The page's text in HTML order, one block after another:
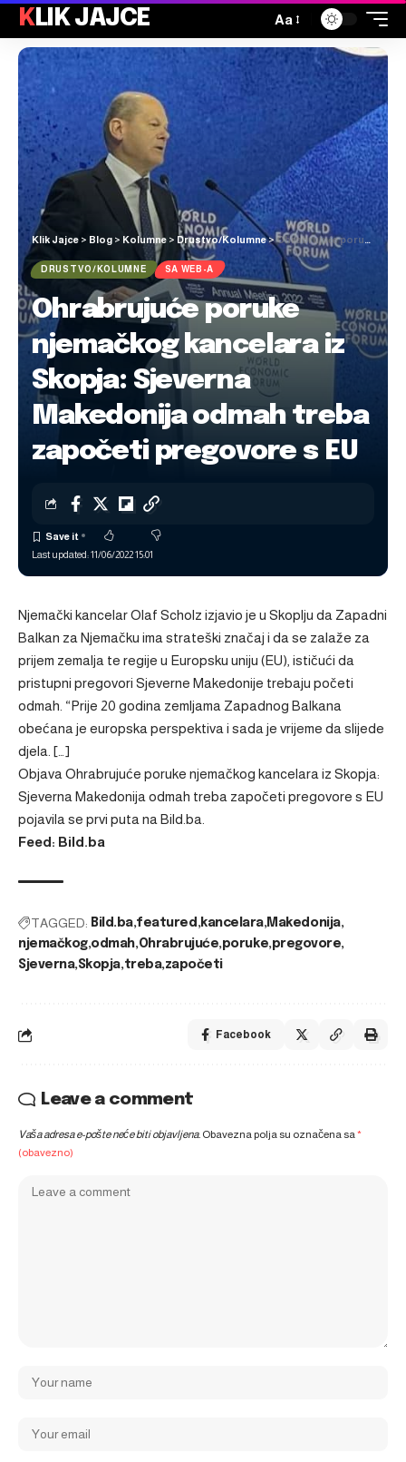
KLIK JAJCE Aa
Klik Jajce > Blog > Kolumne > Drustvo/Kolumne>Ohrabrujuće poruke njemačkog kancelara iz Skopja: Sjeverna Makedonija odmah treba započeti pregovore s EU
DRUSTVO/KOLUMNE SA WEB-A
Ohrabrujuće poruke
njemačkog kancelara iz
Skopja: Sjeverna
Makedonija odmah treba
započeti pregovore s EU
Last updated: 11/06/2022 15:01
Njemački kancelar Olaf Scholz izjavio je u Skoplju da Zapadni
Balkan za Njemačku ima strateški značaj i da se zalaže za
prijem zemalja te regije u Europsku uniju (EU), ističući da
pristupni pregovori Sjeverne Makedonije trebaju početi
odmah. “Prije 20 godina zemljama Zapadnog Balkana
obećana je europska perspektiva i sada je vrijeme da slijede
djela. […]
Objava Ohrabrujuće poruke njemačkog kancelara iz Skopja:
Sjeverna Makedonija odmah treba započeti pregovore s EU
pojavila se prvi puta na Bild.ba
Feed: Bild.ba
TAGGED: Bild.ba featured kancelara Makedonija
njemačkog odmah Ohrabrujuće poruke pregovore
Sjeverna Skopja treba započeti
Facebook
Leave a comment
Vaša adresa e-pošte neće biti objavljena. Obavezna polja su označena sa*
(obavezno)